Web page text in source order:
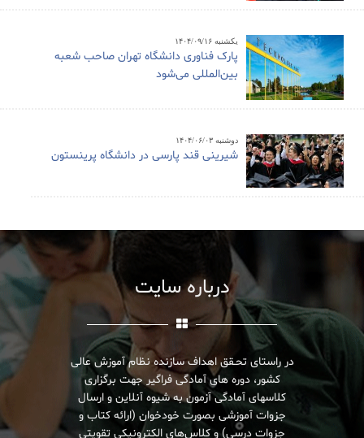
یکشنبه ۱۴۰۴/۰۹/۱۶
پارک فناوری دانشگاه تهران صاحب شعبه
بین‌المللی می‌شود
دوشنبه ۱۴۰۴/۰۶/۰۳
شیرینی قند پارسی در دانشگاه پرینستون
درباره سایت
در راستای تحـقق اهداف سازنده نظام آموزش عالی
کشور، دوره های آمادگی فراگیر جهت برگزاری
کلاسهای آمادگی آزمون به شیوه آنلاین و ارسال
جزوات آموزشی بصورت خودخوان (ارائه کتاب و
جزوات درسی) و کلاس‌های الکترونیکی تقویتی